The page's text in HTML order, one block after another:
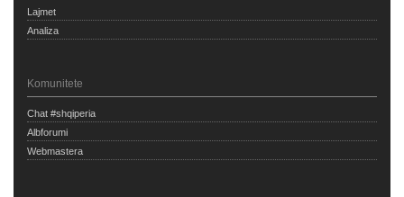
Lajmet
Analiza
Komunitete
Chat #shqiperia
Albforumi
Webmastera